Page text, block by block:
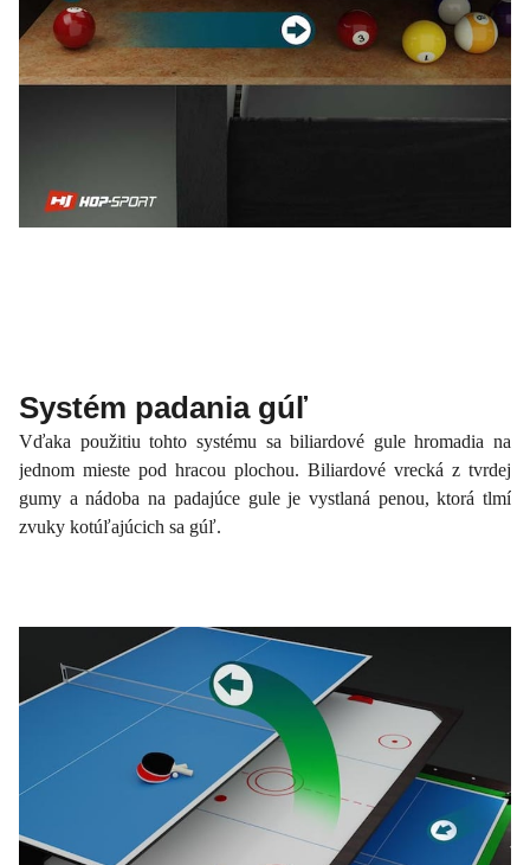
Systém padania gúľ
Vďaka použitiu tohto systému sa biliardové gule hromadia na
jednom mieste pod hracou plochou. Biliardové vrecká z tvrdej
gumy a nádoba na padajúce gule je vystlaná penou, ktorá tlmí
zvuky kotúľajúcich sa gúľ.